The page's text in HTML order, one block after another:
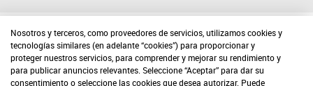
Nosotros y terceros, como proveedores de servicios, utilizamos cookies y
tecnologías similares (en adelante “cookies”) para proporcionar y
proteger nuestros servicios, para comprender y mejorar su rendimiento y
para publicar anuncios relevantes. Seleccione “Aceptar” para dar su
consentimiento o seleccione las cookies que desea autorizar. Puede